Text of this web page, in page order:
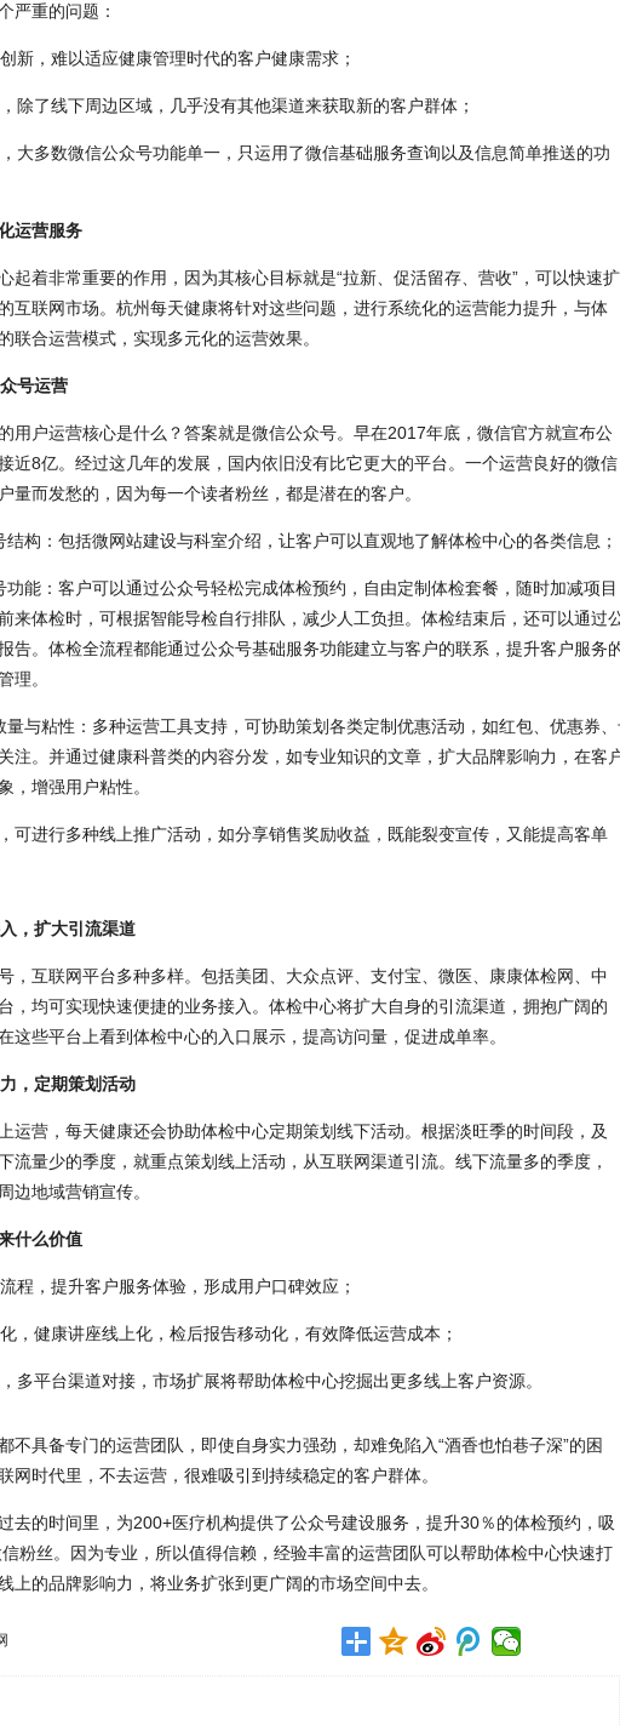
严重的问题：
新，难以适应健康管理时代的客户健康需求；
除了线下周边区域，几乎没有其他渠道来获取新的客户群体；
大多数微信公众号功能单一，只运用了微信基础服务查询以及信息简单推送的功
运营服务
起着非常重要的作用，因为其核心目标就是“拉新、促活留存、营收”，可以快速扩
互联网市场。杭州每天健康将针对这些问题，进行系统化的运营能力提升，与体
联合运营模式，实现多元化的运营效果。
号运营
用户运营核心是什么？答案就是微信公众号。早在2017年底，微信官方就宣布公
近8亿。经过这几年的发展，国内依旧没有比它更大的平台。一个运营良好的微信
量而发愁的，因为每一个读者粉丝，都是潜在的客户。
结构：包括微网站建设与科室介绍，让客户可以直观地了解体检中心的各类信息；
功能：客户可以通过公众号轻松完成体检预约，自由定制体检套餐，随时加减项目，提
来体检时，可根据智能导检自行排队，减少人工负担。体检结束后，还可以通过公众
告。体检全流程都能通过公众号基础服务功能建立与客户的联系，提升客户服务的体
理。
量与粘性：多种运营工具支持，可协助策划各类定制优惠活动，如红包、优惠券、卡券
注。并通过健康科普类的内容分发，如专业知识的文章，扩大品牌影响力，在客户心
，增强用户粘性。
可进行多种线上推广活动，如分享销售奖励收益，既能裂变宣传，又能提高客单
，扩大引流渠道
，互联网平台多种多样。包括美团、大众点评、支付宝、微医、康康体检网、中
，均可实现快速便捷的业务接入。体检中心将扩大自身的引流渠道，拥抱广阔的
这些平台上看到体检中心的入口展示，提高访问量，促进成单率。
，定期策划活动
运营，每天健康还会协助体检中心定期策划线下活动。根据淡旺季的时间段，及
流量少的季度，就重点策划线上活动，从互联网渠道引流。线下流量多的季度，
边地域营销宣传。
什么价值
程，提升客户服务体验，形成用户口碑效应；
，健康讲座线上化，检后报告移动化，有效降低运营成本；
多平台渠道对接，市场扩展将帮助体检中心挖掘出更多线上客户资源。
不具备专门的运营团队，即使自身实力强劲，却难免陷入“酒香也怕巷子深”的困
网时代里，不去运营，很难吸引到持续稳定的客户群体。
去的时间里，为200+医疗机构提供了公众号建设服务，提升30％的体检预约，吸
粉丝。因为专业，所以值得信赖，经验丰富的运营团队可以帮助体检中心快速打
上的品牌影响力，将业务扩张到更广阔的市场空间中去。